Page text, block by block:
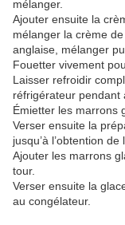
mélanger.
Ajouter ensuite la
mélanger la crème
anglaise, mélanger
Fouetter vivement
Laisser refroidir
réfrigérateur pendant
Émietter les marrons
Verser ensuite la
jusqu’à l’obtention
Ajouter les marrons
tour.
Verser ensuite la
au congélateur.